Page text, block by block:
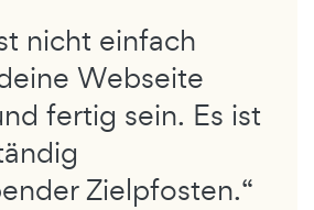
nicht einfach
deine Webseite
fertig sein. Es ist
Zielpfosten.“